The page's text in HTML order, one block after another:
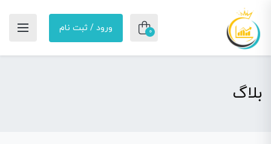
0 ورود / ثبت نام
بلاگ